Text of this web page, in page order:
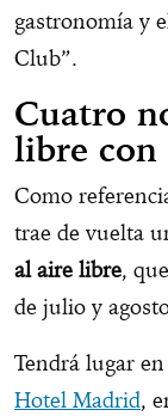
gastronomía y
Club”.
Cuatro
libre con
Como
trae de vuelta
al aire libre,
de julio y
Tendrá lugar
Hotel Madrid,